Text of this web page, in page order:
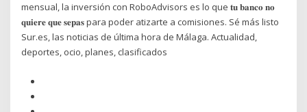
mensual, la inversión con RoboAdvisors es lo que 𝐭𝐮 𝐛𝐚𝐧𝐜𝐨 𝐧𝐨
𝐪𝐮𝐢𝐞𝐫𝐞 𝐪𝐮𝐞 𝐬𝐞𝐩𝐚𝐬 para poder atizarte a comisiones. Sé más listo
Sur.es, las noticias de última hora de Málaga. Actualidad,
deportes, ocio, planes, clasificados